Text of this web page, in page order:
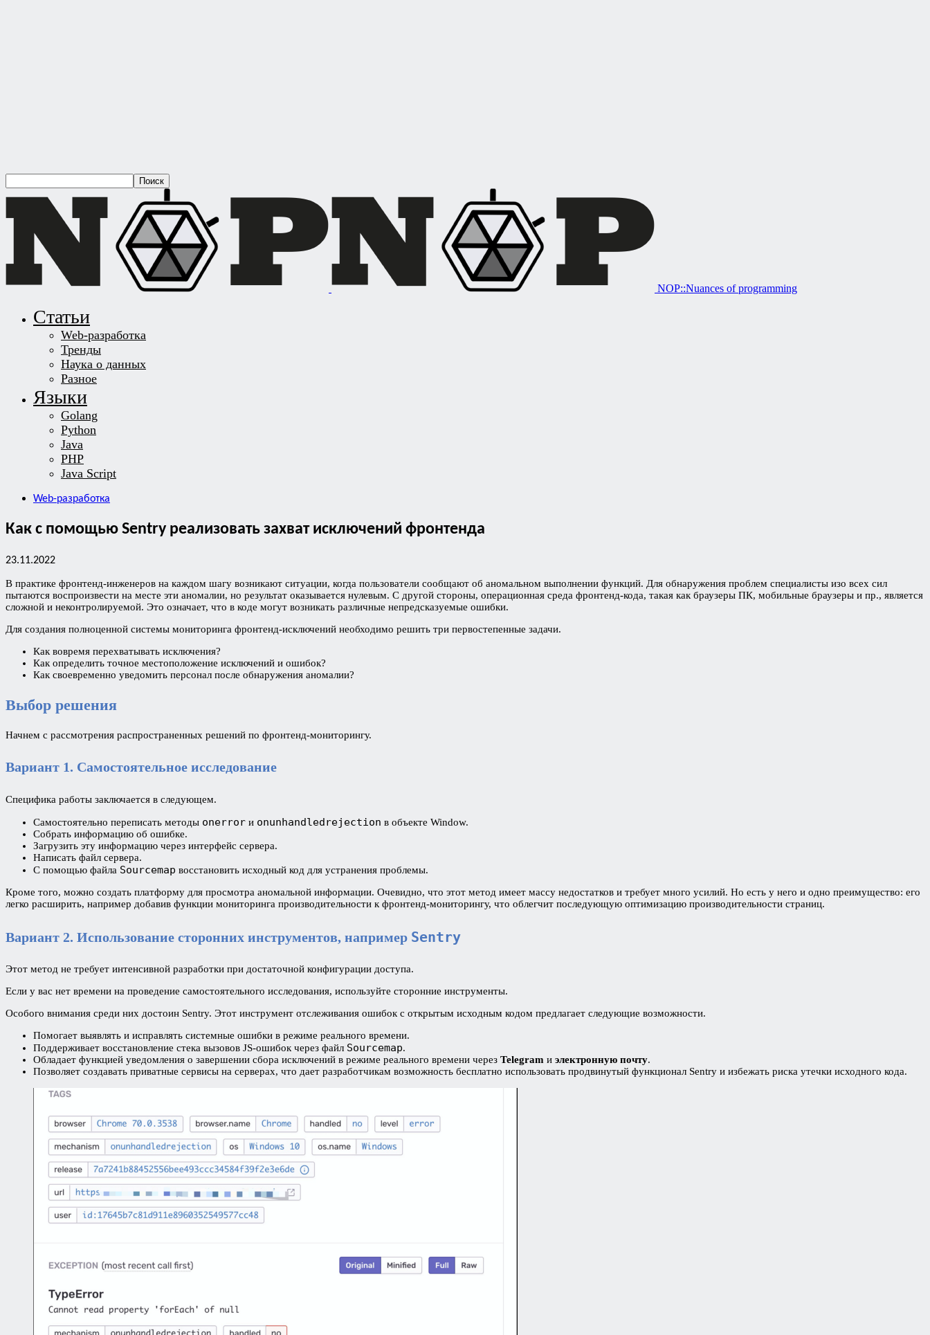
NOP::Nuances of programming
Статьи
Web-разработка
Тренды
Наука о данных
Разное
Языки
Golang
Python
Java
PHP
Java Script
Web-разработка
Как с помощью Sentry реализовать захват исключений фронтенда
23.11.2022
В практике фронтенд-инженеров на каждом шагу возникают ситуации, когда пользователи сообщают об аномальном выполнении функций. Для обнаружения проблем специалисты изо всех сил
пытаются воспроизвести на месте эти аномалии, но результат оказывается нулевым. С другой стороны, операционная среда фронтенд-кода, такая как браузеры ПК, мобильные браузеры и пр., является
сложной и неконтролируемой. Это означает, что в коде могут возникать различные непредсказуемые ошибки.
Для создания полноценной системы мониторинга фронтенд-исключений необходимо решить три первостепенные задачи.
Как вовремя перехватывать исключения?
Как определить точное местоположение исключений и ошибок?
Как своевременно уведомить персонал после обнаружения аномалии?
Выбор решения
Начнем с рассмотрения распространенных решений по фронтенд-мониторингу.
Вариант 1. Самостоятельное исследование
Специфика работы заключается в следующем.
Самостоятельно переписать методы onerror и onunhandledrejection в объекте Window.
Собрать информацию об ошибке.
Загрузить эту информацию через интерфейс сервера.
Написать файл сервера.
С помощью файла Sourcemap восстановить исходный код для устранения проблемы.
Кроме того, можно создать платформу для просмотра аномальной информации. Очевидно, что этот метод имеет массу недостатков и требует много усилий. Но есть у него и одно преимущество: его
легко расширить, например добавив функции мониторинга производительности к фронтенд-мониторингу, что облегчит последующую оптимизацию производительности страниц.
Вариант 2. Использование сторонних инструментов, например Sentry
Этот метод не требует интенсивной разработки при достаточной конфигурации доступа.
Если у вас нет времени на проведение самостоятельного исследования, используйте сторонние инструменты.
Особого внимания среди них достоин Sentry. Этот инструмент отслеживания ошибок с открытым исходным кодом предлагает следующие возможности.
Помогает выявлять и исправлять системные ошибки в режиме реального времени.
Поддерживает восстановление стека вызовов JS-ошибок через файл Sourcemap.
Обладает функцией уведомления о завершении сбора исключений в режиме реального времени через Telegram и электронную почту.
Позволяет создавать приватные сервисы на серверах, что дает разработчикам возможность бесплатно использовать продвинутый функционал Sentry и избежать риска утечки исходного кода.